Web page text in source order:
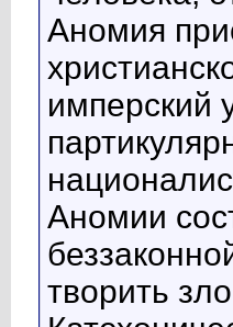
Аномия
имперский
Аномии
творить